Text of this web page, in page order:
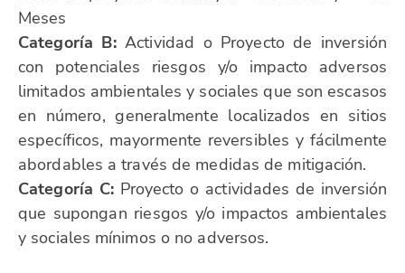
Meses
Categoría B:Actividad o Proyecto de inversión
con potenciales riesgos y/o impacto adversos
limitados ambientales y sociales que son escasos
en número, generalmente localizados en sitios
específicos, mayormente reversibles y fácilmente
abordables a través de medidas de mitigación.
Categoría C:Proyecto o actividades de inversión
que supongan riesgos y/o impactos ambientales
y sociales mínimos o no adversos.